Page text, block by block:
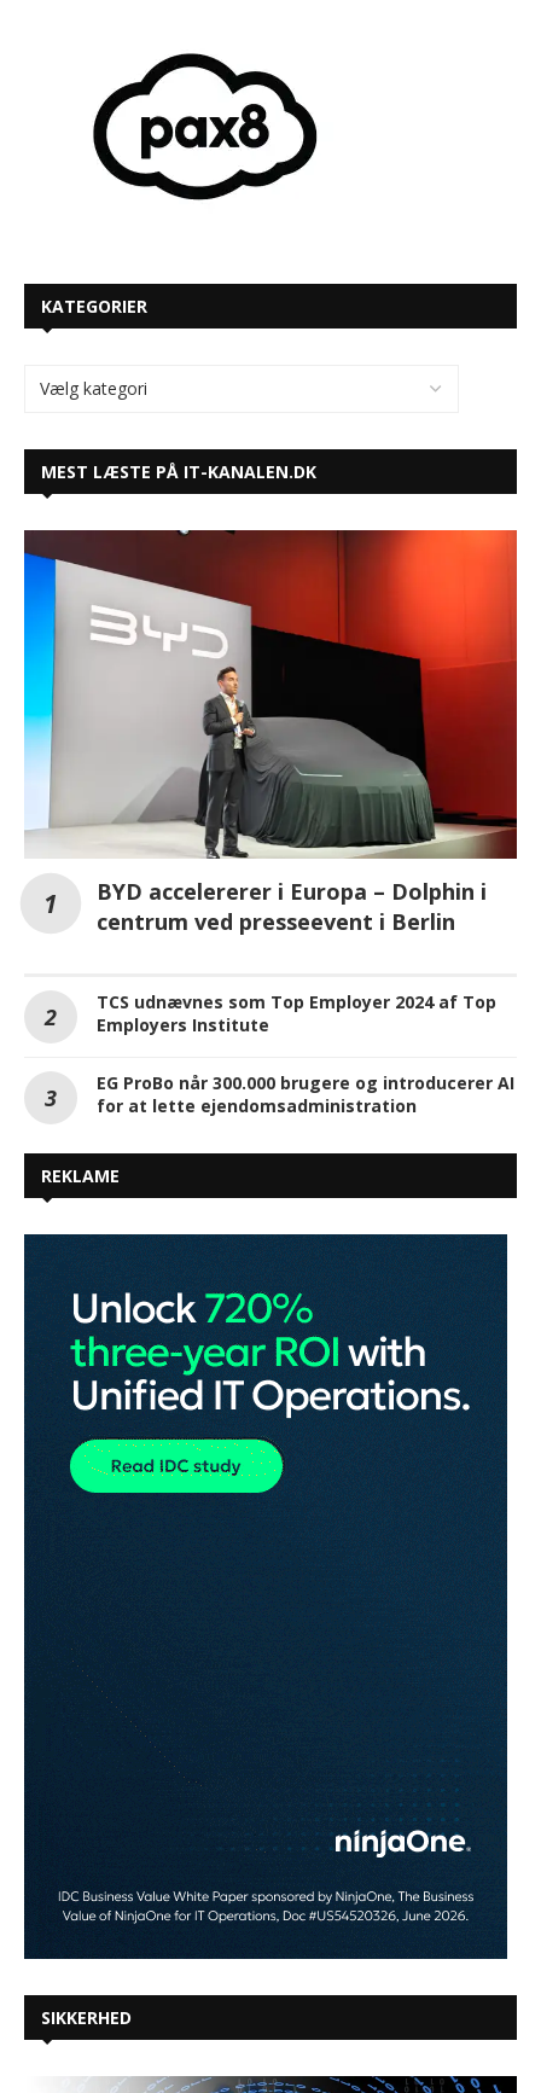
KATEGORIER
MEST LÆSTE PÅ IT-KANALEN.DK
BYD accelererer i Europa – Dolphin i
centrum ved presseevent i Berlin
TCS udnævnes som Top Employer 2024 af Top
Employers Institute
EG ProBo når 300.000 brugere og introducerer AI
for at lette ejendomsadministration
REKLAME
SIKKERHED